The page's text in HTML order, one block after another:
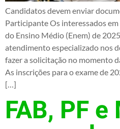
Candidatos devem enviar
Participante Os interessados
do Ensino Médio (Enem) de
atendimento especializado nos
fazer a solicitação no momento
As inscrições para o exame de
[…]
FAB, PF